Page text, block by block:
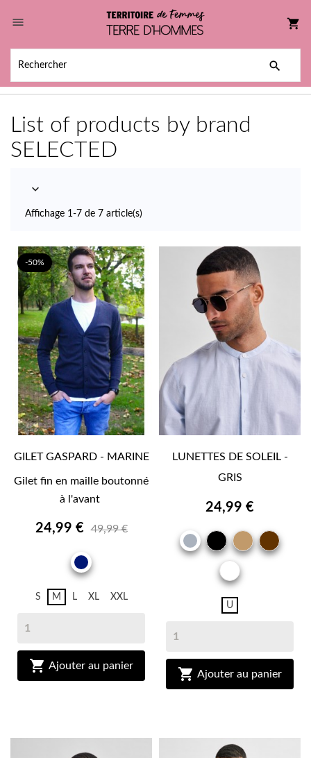
 shopping_cart

List of products by brand
SELECTED

Affichage 1-7 de 7 article(s)
-50%
GILET GASPARD - MARINE
Gilet fin en maille boutonné
à l'avant
24,99 € 49,99 €
MARINE
S M L XL XXL
 Ajouter au panier
LUNETTES DE SOLEIL -
GRIS
24,99 €
GRISNOIRCAMEL
OR
U
 Ajouter au panier